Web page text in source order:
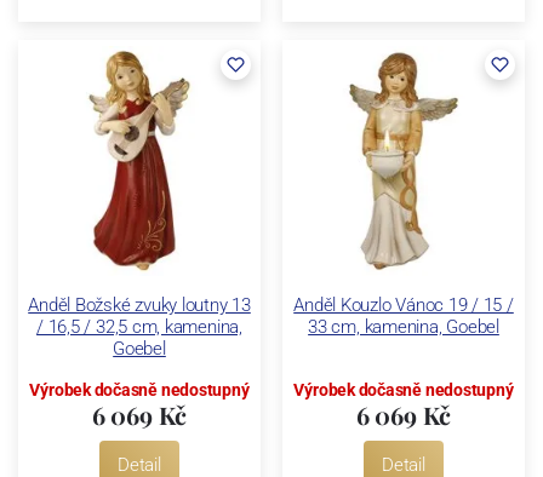
Anděl Božské zvuky loutny 13
/ 16,5 / 32,5 cm, kamenina,
Goebel
Výrobek dočasně nedostupný
6 069 Kč
Detail
Anděl Kouzlo Vánoc 19 / 15 /
33 cm, kamenina, Goebel
Výrobek dočasně nedostupný
6 069 Kč
Detail